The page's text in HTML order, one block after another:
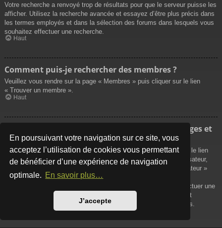
En poursuivant votre navigation sur ce site, vous
acceptez l’utilisation de cookies vous permettant
de bénéficier d’une expérience de navigation
optimale. En savoir plus…
J’accepte
Votre recherche a renvoyé trop de résultats pour que le serveur puisse les
afficher. Utilisez la recherche avancée et essayez d’être plus précis dans
les termes employés et dans la sélection des forums dans lesquels vous
souhaitez effectuer une recherche.
Haut
Comment puis-je rechercher des membres ?
Veuillez vous rendre sur la page « Membres » puis cliquer sur le lien
« Trouver un membre ».
Haut
Comment puis-je retrouver mes propres messages et
sujets ?
Vos propres messages peuvent être affichés soit en cliquant sur le lien
« Afficher vos messages » dans le panneau de contrôle de l’utilisateur,
soit en cliquant sur le lien « Rechercher les messages de l’utilisateur »
sur la page de votre propre profil ou soit en cliquant sur le menu
« Raccourcis » situé sur la partie supérieure du forum. Pour effectuer une
recherche de vos propres sujets, utilisez la recherche avancée et
remplissez convenablement les options qui vous sont disponibles.